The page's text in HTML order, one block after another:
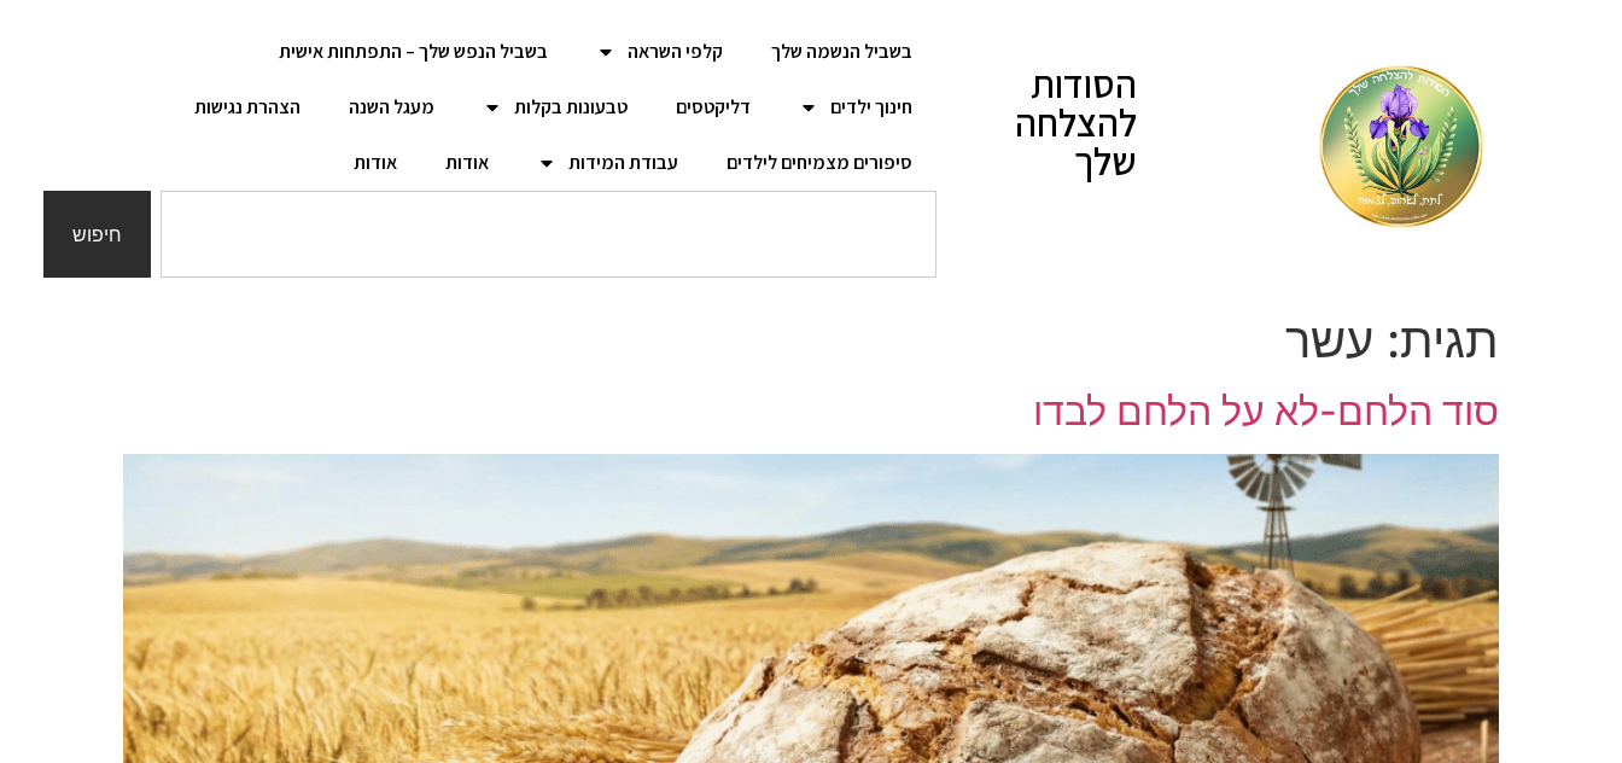
הסודות
להצלחה
שלך
בשביל הנשמה שלך קלפי השראה בשביל הנפש שלך – התפתחות אישית
חינוך ילדים דליקטסים טבעונות בקלות מעגל השנה הצהרת נגישות
סיפורים מצמיחים לילדים עבודת המידות אודות אודות
חיפוש
תגית: עשר
סוד הלחם-לא על הלחם לבדו